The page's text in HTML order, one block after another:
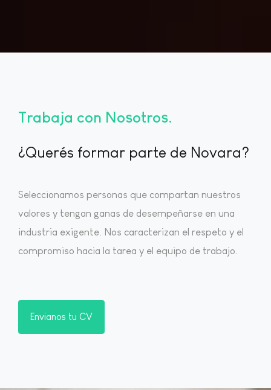
Trabaja con Nosotros
¿Querés formar parte de Novara?
Seleccionamos personas que compartan nuestros
valores y tengan ganas de desempeñarse en una
industria exigente. Nos caracterizan el respeto y el
compromiso hacia la tarea y el equipo de trabajo.
Envianos tu CV